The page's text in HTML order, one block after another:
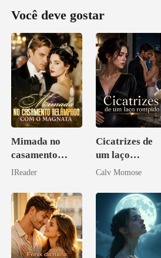
Você deve gostar
Mimada no
casamento
relâmpago com
IReader
Cicatrizes de
um laço
rompido
Calv Momose